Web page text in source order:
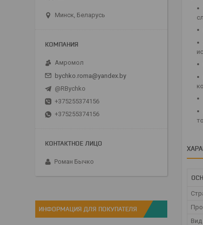
Вид
Минск, Беларусь
Амромол
bychko.roma@yandex.by
@RBychko
+375255374156
+375255374156
Роман Бычко
ИНФОРМАЦИЯ ДЛЯ ПОКУПАТЕЛЯ